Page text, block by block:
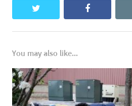
twitter facebook
You may also like...